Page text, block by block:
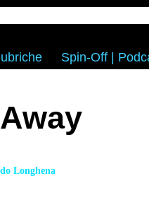
Spin-Off |
Longhena